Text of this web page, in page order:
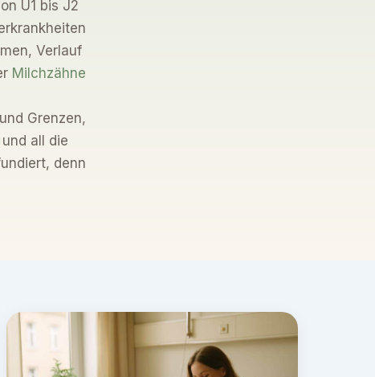
U1 bis J2
Verlauf
Milchzähne
Grenzen,
und all die
denn